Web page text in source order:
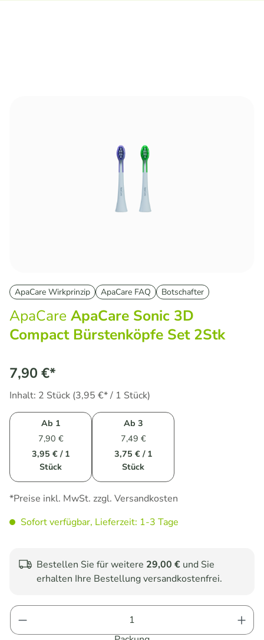
ApaCare Wirkprinzip ApaCare FAQ Botschafter
ApaCare ApaCare Sonic 3D
Compact Bürstenköpfe Set 2Stk
7,90 €*
Inhalt: 2 Stück (3,95 €* / 1 Stück)
Ab 1
7,90 €
3,95 € / 1
Stück
Ab 3
7,49 €
3,75 € / 1
Stück
*Preise inkl. MwSt. zzgl. Versandkosten
Sofort verfügbar, Lieferzeit: 1-3 Tage
Bestellen Sie für weitere 29,00 € und Sie
erhalten Ihre Bestellung versandkostenfrei.
Produkt Anzahl: Gib den gewünschten